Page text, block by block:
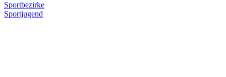
Sportbezirke
Sportjugend